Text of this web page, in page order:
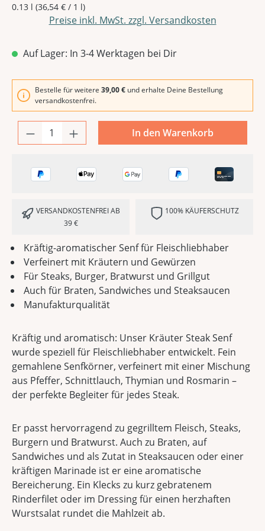
Kräftig-aromatischer Senf für Fleischliebhaber
Verfeinert mit Kräutern und Gewürzen
Für Steaks, Burger, Bratwurst und Grillgut
Auch für Braten, Sandwiches und Steaksaucen
Manufakturqualität
0.13 l (36,54 € / 1 l)
Preise inkl. MwSt. zzgl. Versandkosten
Auf Lager: In 3-4 Werktagen bei Dir
Bestelle für weitere 39,00 € und erhalte Deine Bestellung
versandkostenfrei.
In den Warenkorb
VERSANDKOSTENFREI AB
39 €
100% KÄUFERSCHUTZ
Kräftig und aromatisch: Unser Kräuter Steak Senf
wurde speziell für Fleischliebhaber entwickelt. Fein
gemahlene Senfkörner, verfeinert mit einer Mischung
aus Pfeffer, Schnittlauch, Thymian und Rosmarin –
der perfekte Begleiter für jedes Steak.
Er passt hervorragend zu gegrilltem Fleisch, Steaks,
Burgern und Bratwurst. Auch zu Braten, auf
Sandwiches und als Zutat in Steaksaucen oder einer
kräftigen Marinade ist er eine aromatische
Bereicherung. Ein Klecks zu kurz gebratenem
Rinderfilet oder im Dressing für einen herzhaften
Wurstsalat rundet die Mahlzeit ab.